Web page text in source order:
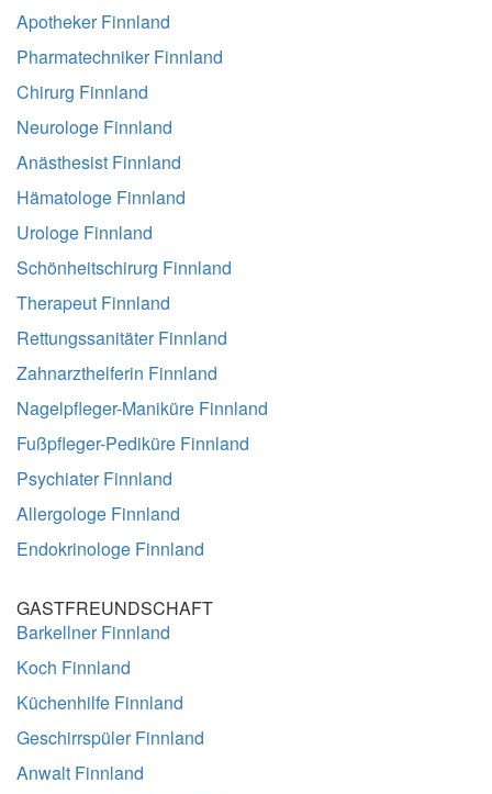
Apotheker Finnland
Pharmatechniker Finnland
Chirurg Finnland
Neurologe Finnland
Anästhesist Finnland
Hämatologe Finnland
Urologe Finnland
Schönheitschirurg Finnland
Therapeut Finnland
Rettungssanitäter Finnland
Zahnarzthelferin Finnland
Nagelpfleger-Maniküre Finnland
Fußpfleger-Pediküre Finnland
Psychiater Finnland
Allergologe Finnland
Endokrinologe Finnland
GASTFREUNDSCHAFT
Barkellner Finnland
Koch Finnland
Küchenhilfe Finnland
Geschirrspüler Finnland
Anwalt Finnland